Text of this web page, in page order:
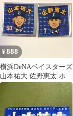
¥888
横浜DeNAベイスターズ
山本祐大 佐野恵太 ホロ
グラムステッカー 神奈